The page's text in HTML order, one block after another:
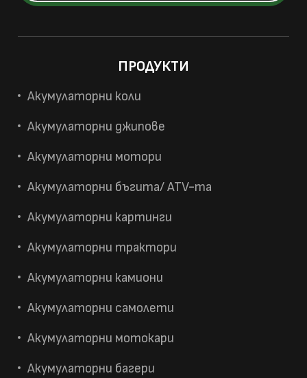
ПРОДУКТИ
Акумулаторни коли
Акумулаторни джипове
Акумулаторни мотори
Акумулаторни бъгита/ ATV-та
Акумулаторни картинги
Акумулаторни трактори
Акумулаторни камиони
Акумулаторни самолети
Акумулаторни мотокари
Акумулаторни багери